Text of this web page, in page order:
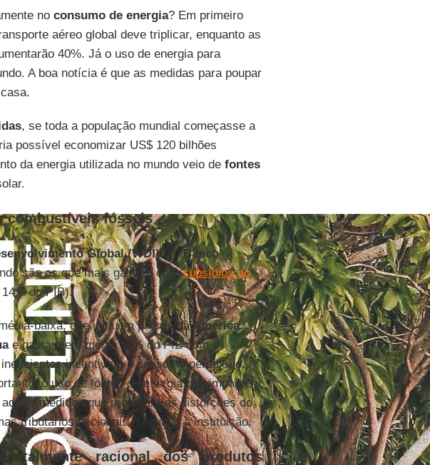
noconsumo de energia? Em primeiro
aéreo global deve triplicar, enquanto as
40%. Já o uso de energia para
A boa notícia é que as medidas para poupar
, se toda a população mundial começasse a
possível economizar US$ 120 bilhões
da energia utilizada no mundo veio de fontes
combustíveis fósseis
Global (WDI), doBanco
são os que mais gastam comsubsídios ao
do PIB).
baixa, que incluem países daAmérica
e gastam em média 11% do PIB com
incentivam o consumo perdulário.
o uso de fontes de energia que impactem
medidas que removam as distorções do
tributários nacionais, segundo a instituição.
racional dos produtos